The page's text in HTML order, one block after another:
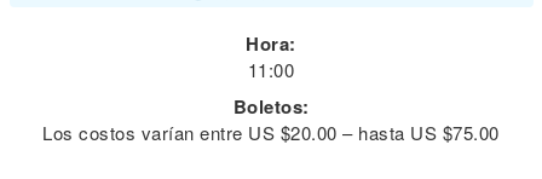
Hora:
11:00
Boletos:
Los costos varían entre US $20.00 – hasta US $75.00